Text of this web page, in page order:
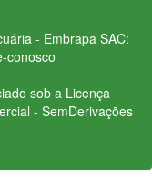
- Embrapa SAC:
conosco
sob a Licença
- SemDerivações